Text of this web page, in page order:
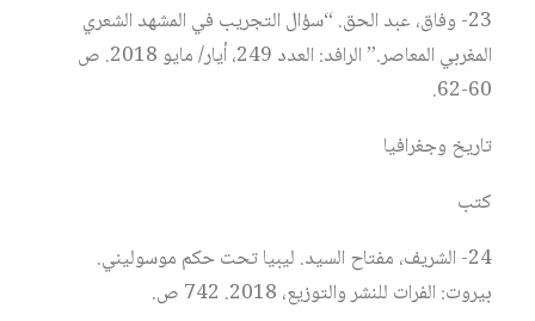
23- وفاق، عبد الحق. “سؤال التجريب في المشهد الشعري
المغربي المعاصر.” الرافد: العدد 249، أيار/ مايو 2018. ص
60-62.
تاريخ وجغرافيا
كتب
24- الشريف، مفتاح السيد. ليبيا تحت حكم موسوليني.
بيروت: الفرات للنشر والتوزيع، 2018. 742 ص.